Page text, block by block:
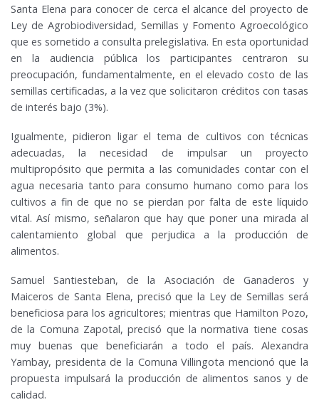
Santa Elena para conocer de cerca el alcance del proyecto de
Ley de Agrobiodiversidad, Semillas y Fomento Agroecológico
que es sometido a consulta prelegislativa. En esta oportunidad
en la audiencia pública los participantes centraron su
preocupación, fundamentalmente, en el elevado costo de las
semillas certificadas, a la vez que solicitaron créditos con tasas
de interés bajo (3%).
Igualmente, pidieron ligar el tema de cultivos con técnicas
adecuadas, la necesidad de impulsar un proyecto
multipropósito que permita a las comunidades contar con el
agua necesaria tanto para consumo humano como para los
cultivos a fin de que no se pierdan por falta de este líquido
vital. Así mismo, señalaron que hay que poner una mirada al
calentamiento global que perjudica a la producción de
alimentos.
Samuel Santiesteban, de la Asociación de Ganaderos y
Maiceros de Santa Elena, precisó que la Ley de Semillas será
beneficiosa para los agricultores; mientras que Hamilton Pozo,
de la Comuna Zapotal, precisó que la normativa tiene cosas
muy buenas que beneficiarán a todo el país. Alexandra
Yambay, presidenta de la Comuna Villingota mencionó que la
propuesta impulsará la producción de alimentos sanos y de
calidad.